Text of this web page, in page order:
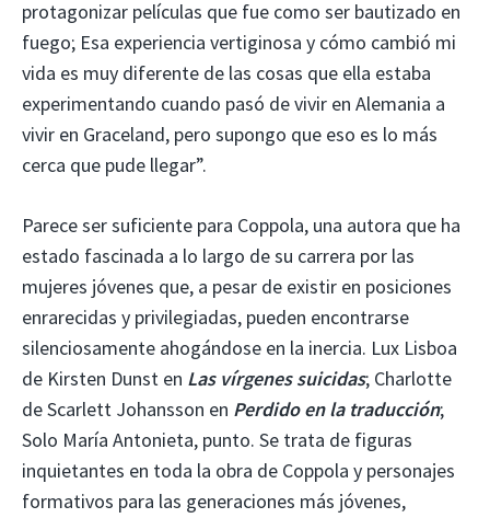
protagonizar películas que fue como ser bautizado en
fuego; Esa experiencia vertiginosa y cómo cambió mi
vida es muy diferente de las cosas que ella estaba
experimentando cuando pasó de vivir en Alemania a
vivir en Graceland, pero supongo que eso es lo más
cerca que pude llegar”.
Parece ser suficiente para Coppola, una autora que ha
estado fascinada a lo largo de su carrera por las
mujeres jóvenes que, a pesar de existir en posiciones
enrarecidas y privilegiadas, pueden encontrarse
silenciosamente ahogándose en la inercia. Lux Lisboa
de Kirsten Dunst en Las vírgenes suicidas; Charlotte
de Scarlett Johansson en Perdido en la traducción;
Solo María Antonieta, punto. Se trata de figuras
inquietantes en toda la obra de Coppola y personajes
formativos para las generaciones más jóvenes,